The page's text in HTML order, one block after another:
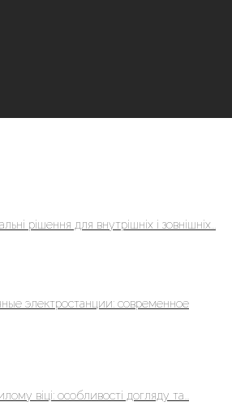
рішення для внутрішніх і зовнішніх...
электростанции: современное
віці: особливості догляду та...